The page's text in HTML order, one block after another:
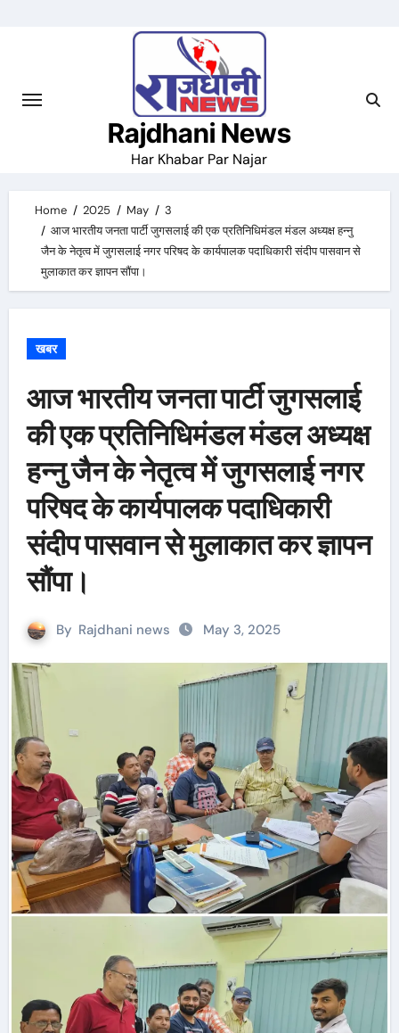
Rajdhani News
Har Khabar Par Najar
Home 2025 May
3
आज भारतीय जनता पार्टी जुगसलाई की एक प्रतिनिधिमंडल मंडल अध्यक्ष हन्नु
जैन के नेतृत्व में जुगसलाई नगर परिषद के कार्यपालक पदाधिकारी संदीप पासवान से
मुलाकात कर ज्ञापन सौंपा।
खबर
आज भारतीय जनता पार्टी जुगसलाई
की एक प्रतिनिधिमंडल मंडल अध्यक्ष
हन्नु जैन के नेतृत्व में जुगसलाई नगर
परिषद के कार्यपालक पदाधिकारी
संदीप पासवान से मुलाकात कर ज्ञापन
सौंपा।
By Rajdhani news May 3, 2025